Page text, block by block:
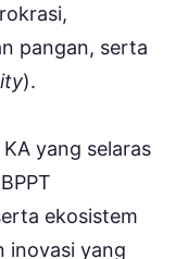
pangan, serta
).
yang selaras
ekosistem
inovasi yang